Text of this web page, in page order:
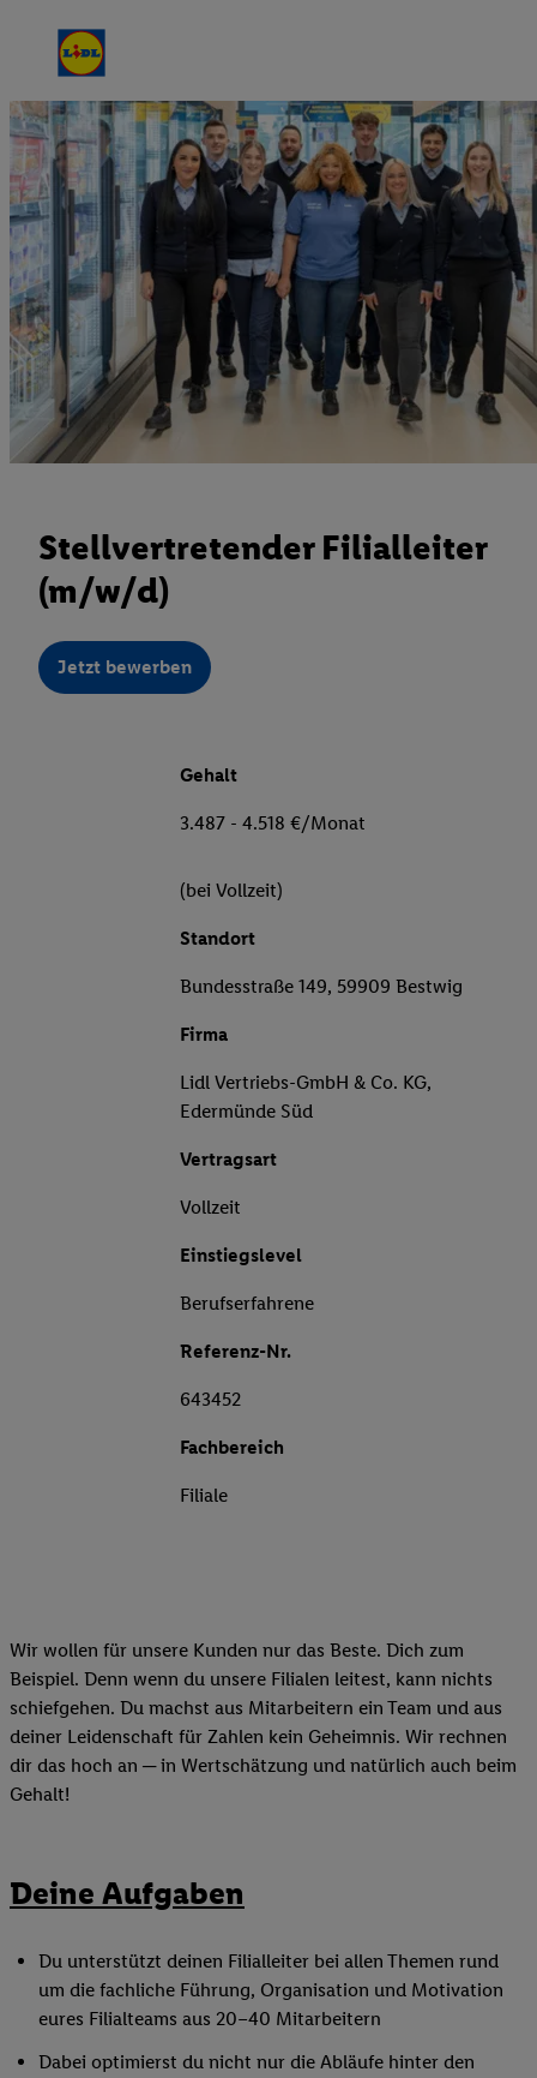
Stellvertretender Filialleiter
(m/w/d)
Jetzt bewerben
Gehalt
3.487 - 4.518 €/Monat
(bei Vollzeit)
Standort
Bundesstraße 149, 59909 Bestwig
Firma
Lidl Vertriebs-GmbH & Co. KG,
Edermünde Süd
Vertragsart
Vollzeit
Einstiegslevel
Berufserfahrene
Referenz-Nr.
643452
Fachbereich
Filiale
Wir wollen für unsere Kunden nur das Beste. Dich zum
Beispiel. Denn wenn du unsere Filialen leitest, kann nichts
schiefgehen. Du machst aus Mitarbeitern ein Team und aus
deiner Leidenschaft für Zahlen kein Geheimnis. Wir rechnen
dir das hoch an ─ in Wertschätzung und natürlich auch beim
Gehalt!
Deine Aufgaben
Du unterstützt deinen Filialleiter bei allen Themen rund
um die fachliche Führung, Organisation und Motivation
eures Filialteams aus 20–40 Mitarbeitern
Dabei optimierst du nicht nur die Abläufe hinter den